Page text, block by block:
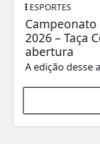
ESPORTES
2026 – Taça
abertura
A edição desse